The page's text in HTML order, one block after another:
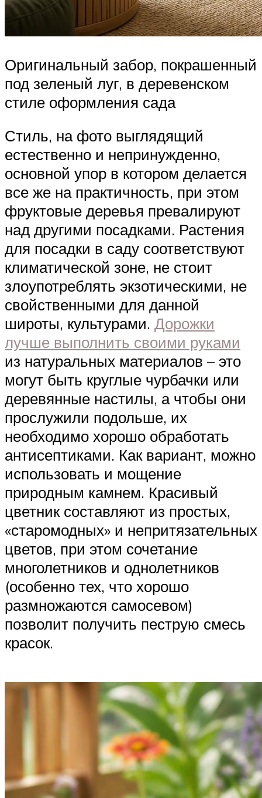
Оригинальный забор, покрашенный
под зеленый луг, в деревенском
стиле оформления сада
Стиль, на фото выглядящий
естественно и непринужденно,
основной упор в котором делается
все же на практичность, при этом
фруктовые деревья превалируют
над другими посадками. Растения
для посадки в саду соответствуют
климатической зоне, не стоит
злоупотреблять экзотическими, не
свойственными для данной
широты, культурами. Дорожки
лучше выполнить своими руками
из натуральных материалов – это
могут быть круглые чурбачки или
деревянные настилы, а чтобы они
прослужили подольше, их
необходимо хорошо обработать
антисептиками. Как вариант, можно
использовать и мощение
природным камнем. Красивый
цветник составляют из простых,
«старомодных» и непритязательных
цветов, при этом сочетание
многолетников и однолетников
(особенно тех, что хорошо
размножаются самосевом)
позволит получить пеструю смесь
красок.